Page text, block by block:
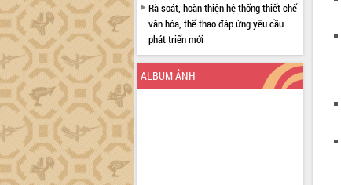
Rà soát, hoàn thiện hệ thống thiết chế
văn hóa, thể thao đáp ứng yêu cầu
phát triển mới
Thường trực HĐND tỉnh Đắk Lắk gặp
mặt Đoàn chuyên gia y tế TP. Hồ Chí
Minh
ALBUM ẢNH